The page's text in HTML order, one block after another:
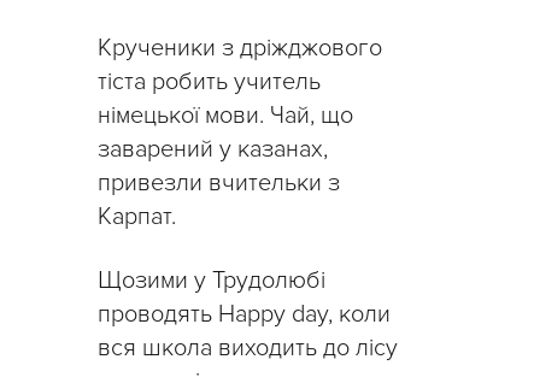
Крученики з дріжджового
тіста робить учитель
німецької мови. Чай, що
заварений у казанах,
привезли вчительки з
Карпат.
Щозими у Трудолюбі
проводять Happy day, коли
вся школа виходить до лісу